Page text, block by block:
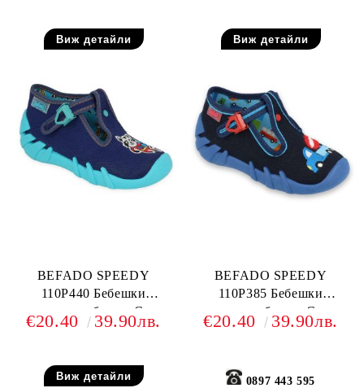
Виж детайли Виж детайли
BEFADO SPEEDY
110P440 Бебешки
текстилни обувки, Сини
€20.40 39.90лв.
Виж детайли
BEFADO SPEEDY
110P385 Бебешки
текстилни обувки, Сини с
камион
€20.40 39.90лв.
0897 443 595